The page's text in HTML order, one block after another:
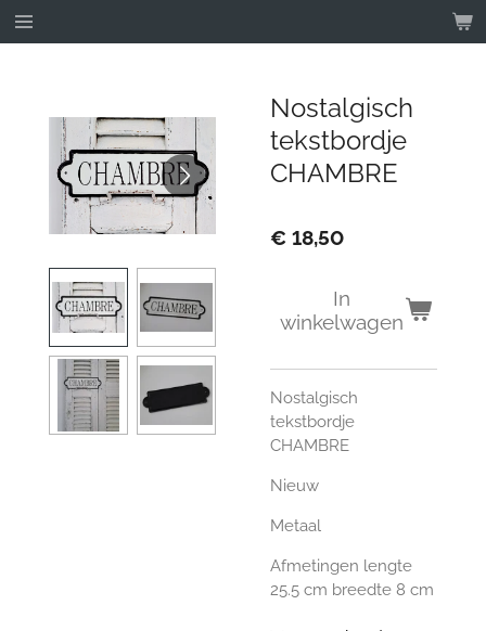
Ga
direct
hoofdinhoud
Nostalgisch
tekstbordje
CHAMBRE
€ 18,50
In
winkelwagen
Nostalgisch
tekstbordje
CHAMBRE
Nieuw
Metaal
Afmetingen lengte
25.5 cm breedte 8 cm